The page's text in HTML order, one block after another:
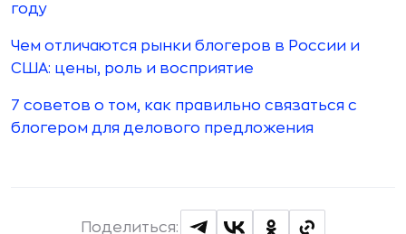
году
Чем отличаются рынки блогеров в России и
США: цены, роль и восприятие
7 советов о том, как правильно связаться с
блогером для делового предложения
Поделиться: